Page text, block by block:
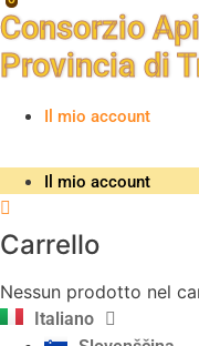
Vai
al
contenuto
Consorzio
Provincia di
Il mio account
Il mio account
Carrello
Nessun prodotto nel
Italiano